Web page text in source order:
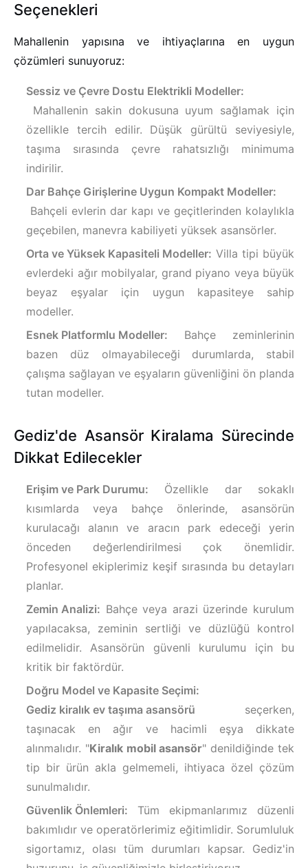
Seçenekleri
Mahallenin yapısına ve ihtiyaçlarına en uygun
çözümleri sunuyoruz:
Sessiz ve Çevre Dostu Elektrikli Modeller:
Mahallenin sakin dokusuna uyum sağlamak için
özellikle tercih edilir. Düşük gürültü seviyesiyle,
taşıma sırasında çevre rahatsızlığı minimuma
indirilir.
Dar Bahçe Girişlerine Uygun Kompakt Modeller:
Bahçeli evlerin dar kapı ve geçitlerinden kolaylıkla
geçebilen, manevra kabiliyeti yüksek asansörler.
Orta ve Yüksek Kapasiteli Modeller: Villa tipi büyük
evlerdeki ağır mobilyalar, grand piyano veya büyük
beyaz eşyalar için uygun kapasiteye sahip
modeller.
Esnek Platformlu Modeller: Bahçe zeminlerinin
bazen düz olmayabileceği durumlarda, stabil
çalışma sağlayan ve eşyaların güvenliğini ön planda
tutan modeller.
Gediz'de Asansör Kiralama Sürecinde
Dikkat Edilecekler
Erişim ve Park Durumu: Özellikle dar sokaklı
kısımlarda veya bahçe önlerinde, asansörün
kurulacağı alanın ve aracın park edeceği yerin
önceden değerlendirilmesi çok önemlidir.
Profesyonel ekiplerimiz keşif sırasında bu detayları
planlar.
Zemin Analizi: Bahçe veya arazi üzerinde kurulum
yapılacaksa, zeminin sertliği ve düzlüğü kontrol
edilmelidir. Asansörün güvenli kurulumu için bu
kritik bir faktördür.
Doğru Model ve Kapasite Seçimi:
Gediz kiralık ev taşıma asansörü seçerken,
taşınacak en ağır ve hacimli eşya dikkate
alınmalıdır. "Kiralık mobil asansör" denildiğinde tek
tip bir ürün akla gelmemeli, ihtiyaca özel çözüm
sunulmalıdır.
Güvenlik Önlemleri: Tüm ekipmanlarımız düzenli
bakımlıdır ve operatörlerimiz eğitimlidir. Sorumluluk
sigortamız, olası tüm durumları kapsar. Gediz'in